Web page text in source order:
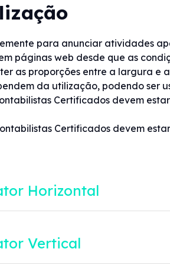
para anunciar atividades
páginas web desde que as
as proporções entre a largura e
da utilização, podendo ser
Certificados devem
Certificados devem
Horizontal
Vertical